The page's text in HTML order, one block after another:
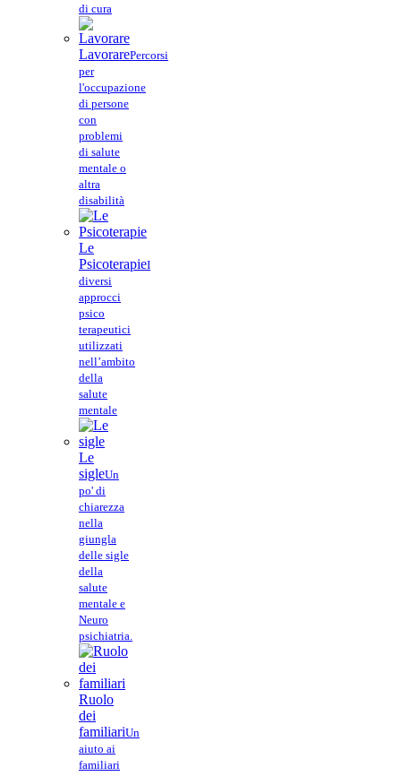
di cura
LavorarePercorsi
per
l'occupazione
di persone
con
problemi
di salute
mentale o
altra
disabilità
Le
PsicoterapieI
diversi
approcci
psico
terapeutici
utilizzati
nell’ambito
della
salute
mentale
Le
sigleUn
po' di
chiarezza
nella
giungla
delle sigle
della
salute
mentale e
Neuro
psichiatria.
Ruolo
dei
familiariUn
aiuto ai
familiari